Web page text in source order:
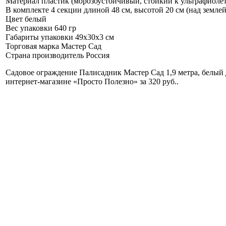
В комплекте 4 секции длиной 48 см, высотой 20 см (над
Цвет белый
Вес упаковки 640 гр
Габариты упаковки 49х30х3 см
Торговая марка Мастер Сад
Страна производитель Россия
Садовое ограждение Палисадник Мастер Сад 1,9 метра,
интернет-магазине «Просто Полезно» за 320 руб..